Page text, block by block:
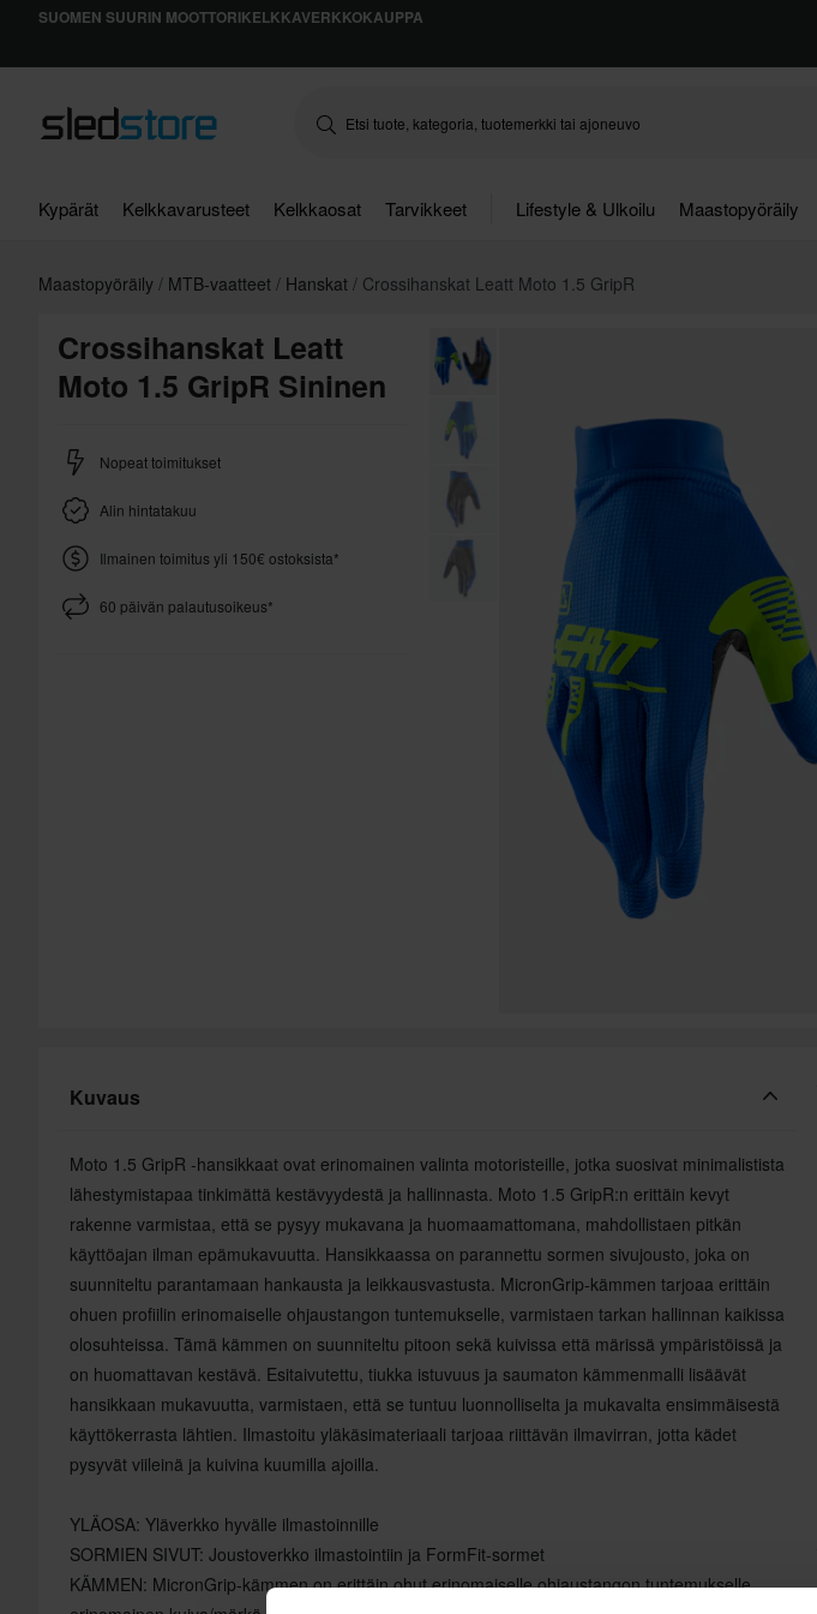
SUOMEN SUURIN MOOTTORIKELKKAVERKKOKAUPPA
Kypärät Kelkkavarusteet Kelkkaosat Tarvikkeet Lifestyle & Ulkoilu Maastopyöräily
Maastopyöräily MTB-vaatteet Hanskat Crossihanskat Leatt Moto 1.5 GripR
Crossihanskat Leatt
Moto 1.5 GripR Sininen
Nopeat toimitukset
Alin hintatakuu
Ilmainen toimitus yli 150€ ostoksista*
60 päivän palautusoikeus*
Kuvaus
Moto 1.5 GripR -hansikkaat ovat erinomainen valinta motoristeille, jotka suosivat minimalistista
lähestymistapaa tinkimättä kestävyydestä ja hallinnasta. Moto 1.5 GripR:n erittäin kevyt
rakenne varmistaa, että se pysyy mukavana ja huomaamattomana, mahdollistaen pitkän
käyttöajan ilman epämukavuutta. Hansikkaassa on parannettu sormen sivujousto, joka on
suunniteltu parantamaan hankausta ja leikkausvastusta. MicronGrip-kämmen tarjoaa erittäin
ohuen profiilin erinomaiselle ohjaustangon tuntemukselle, varmistaen tarkan hallinnan kaikissa
olosuhteissa. Tämä kämmen on suunniteltu pitoon sekä kuivissa että märissä ympäristöissä ja
on huomattavan kestävä. Esitaivutettu, tiukka istuvuus ja saumaton kämmenmalli lisäävät
hansikkaan mukavuutta, varmistaen, että se tuntuu luonnolliselta ja mukavalta ensimmäisestä
käyttökerrasta lähtien. Ilmastoitu yläkäsimateriaali tarjoaa riittävän ilmavirran, jotta kädet
pysyvät viileinä ja kuivina kuumilla ajoilla.
YLÄOSA: Yläverkko hyvälle ilmastoinnille
SORMIEN SIVUT: Joustoverkko ilmastointiin ja FormFit-sormet
KÄMMEN: MicronGrip-kämmen on erittäin ohut erinomaiselle ohjaustangon tuntemukselle,